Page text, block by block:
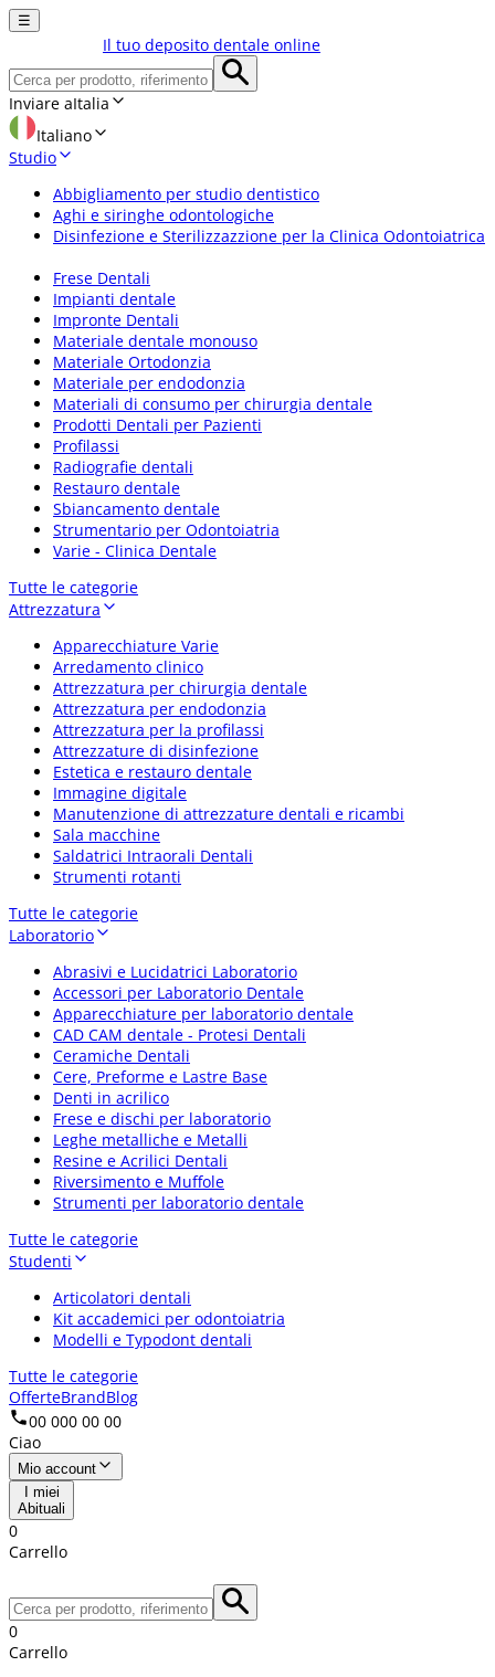
☰
Il tuo deposito dentale online
Inviare aItalia
Italiano
Studio
Abbigliamento per studio dentistico
Aghi e siringhe odontologiche
Disinfezione e Sterilizzazzione per la Clinica Odontoiatrica
Frese Dentali
Impianti dentale
Impronte Dentali
Materiale dentale monouso
Materiale Ortodonzia
Materiale per endodonzia
Materiali di consumo per chirurgia dentale
Prodotti Dentali per Pazienti
Profilassi
Radiografie dentali
Restauro dentale
Sbiancamento dentale
Strumentario per Odontoiatria
Varie - Clinica Dentale
Tutte le categorie
Attrezzatura
Apparecchiature Varie
Arredamento clinico
Attrezzatura per chirurgia dentale
Attrezzatura per endodonzia
Attrezzatura per la profilassi
Attrezzature di disinfezione
Estetica e restauro dentale
Immagine digitale
Manutenzione di attrezzature dentali e ricambi
Sala macchine
Saldatrici Intraorali Dentali
Strumenti rotanti
Tutte le categorie
Laboratorio
Abrasivi e Lucidatrici Laboratorio
Accessori per Laboratorio Dentale
Apparecchiature per laboratorio dentale
CAD CAM dentale - Protesi Dentali
Ceramiche Dentali
Cere, Preforme e Lastre Base
Denti in acrilico
Frese e dischi per laboratorio
Leghe metalliche e Metalli
Resine e Acrilici Dentali
Riversimento e Muffole
Strumenti per laboratorio dentale
Tutte le categorie
Studenti
Articolatori dentali
Kit accademici per odontoiatria
Modelli e Typodont dentali
Tutte le categorie
OfferteBrandBlog
00 000 00 00
Ciao
Mio account
I miei
Abituali
0
Carrello
0
Carrello